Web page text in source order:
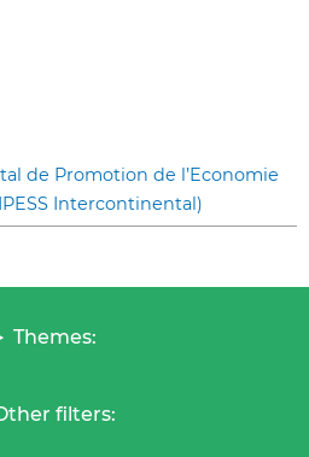
de Promotion de l’Economie
Intercontinental)
Themes:
filters: